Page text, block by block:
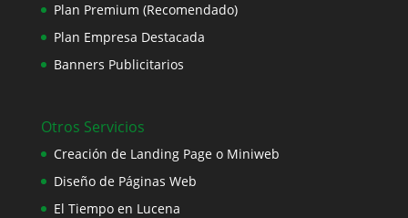
Plan Premium (Recomendado)
Plan Empresa Destacada
Banners Publicitarios
Otros Servicios
Creación de Landing Page o Miniweb
Diseño de Páginas Web
El Tiempo en Lucena